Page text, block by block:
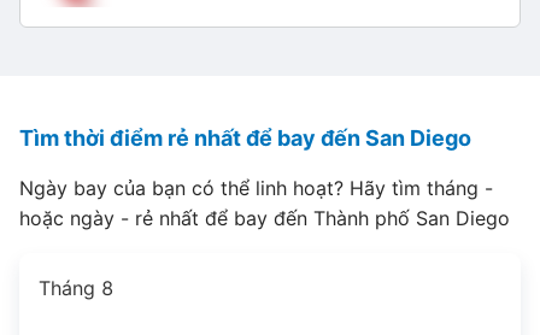
Tìm thời điểm rẻ nhất để bay đến San Diego
Ngày bay của bạn có thể linh hoạt? Hãy tìm tháng -
hoặc ngày - rẻ nhất để bay đến Thành phố San Diego
Tháng 8